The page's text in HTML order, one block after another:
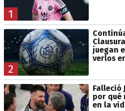
1
2
juegan
verlos
Falleció
por qué
en la